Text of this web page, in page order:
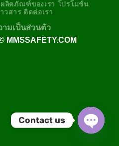
ผลิตภัณฑ์ของเรา โปรโมชั่น
วสาร ติดต่อเรา
ามเป็นส่วนตัว
MMSSAFETY.COM
Contact us